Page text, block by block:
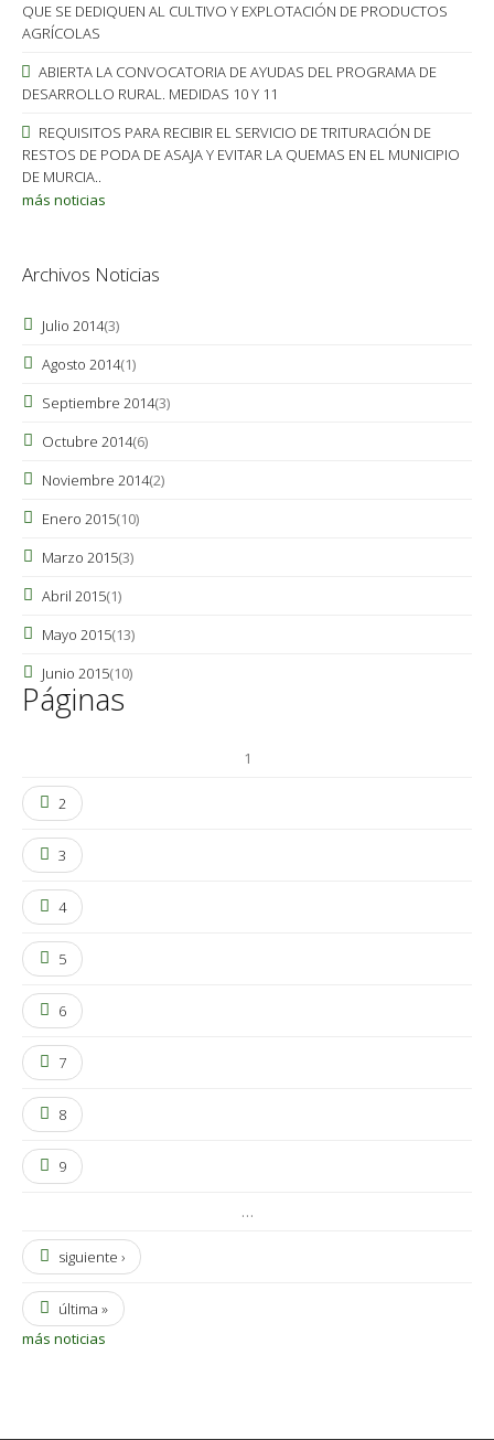
QUE SE DEDIQUEN AL CULTIVO Y EXPLOTACIÓN DE PRODUCTOS
AGRÍCOLAS
ABIERTA LA CONVOCATORIA DE AYUDAS DEL PROGRAMA DE
DESARROLLO RURAL. MEDIDAS 10 Y 11
REQUISITOS PARA RECIBIR EL SERVICIO DE TRITURACIÓN DE
RESTOS DE PODA DE ASAJA Y EVITAR LA QUEMAS EN EL MUNICIPIO
DE MURCIA..
más noticias
Archivos Noticias
Julio 2014(3)
Agosto 2014(1)
Septiembre 2014(3)
Octubre 2014(6)
Noviembre 2014(2)
Enero 2015(10)
Marzo 2015(3)
Abril 2015(1)
Mayo 2015(13)
Junio 2015(10)
Páginas
1
2
3
4
5
6
7
8
9
…
siguiente ›
última »
más noticias